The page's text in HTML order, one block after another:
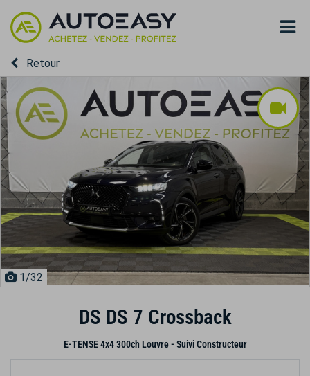
Retour
1/32
DS DS 7 Crossback
E-TENSE 4x4 300ch Louvre - Suivi Constructeur